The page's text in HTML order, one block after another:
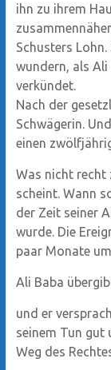
ihn zu ihrem
Schusters
wundern, als Ali
verkündet.
Nach der
Schwägerin.
einen
Was nicht recht
scheint. Wann
der Zeit seiner
wurde. Die
paar Monate
Ali Baba
und er
seinem Tun gut
Weg des